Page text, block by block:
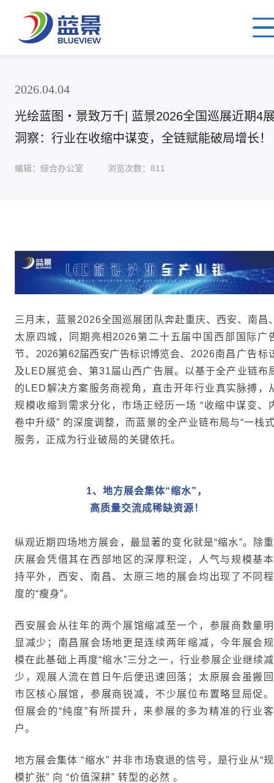
2026.04.04
光绘蓝图・景致万千| 蓝景2026全国巡展近期4
洞察：行业在收缩中谋变，全链赋能破局增长！
编辑：综合办公室 浏览次数：811
三月末，蓝景2026全国巡展团队奔赴重庆、西安、南昌
太原四城，同期亮相2026第二十五届中国西部国际广
节、 2026第62届西安广告标识博览会、2026南昌 广告标
及LED展览会、第31届山西广告展。以基于全产 业链布
的LED解决方案服务商视角，直击开年行业真实脉搏，
规模收缩到需求分化，市场正经历一场 “收缩中谋变、
卷中升级” 的深度调整，而蓝景的全产业链布局与“一栈
服务，正成为行业破局的关键依托。
1、 地方展会集体“缩水” ，
高质量交流成稀缺资源！
纵观近期四场地方展会，最显著的变化就是“缩水”。除重
庆展会凭借其在西部地区的深厚积淀，人气与规模基本
持平外，西安、南昌、太原三地的展会均出现了不同程
度的“瘦身”。
西安展会从往年的两个展馆缩减至一个，参展商数量明
显减少；南昌展会场地更是连续两年缩减，今年展会规
模在此基础上再度“缩水”三分之一，行业参展企业继续减
少，观展人流在首日午后便迅速回落；太原展会虽搬回
市区核心展馆，参展商锐减，不少展位布置略显局促。
但展会的“纯度”有所提升，来参展的多为精准的行业客
户。
地方展会集体 “缩水” 并非市场衰退的信号，是行业从“规
模扩张” 向 “价值深耕” 转型的必然 。